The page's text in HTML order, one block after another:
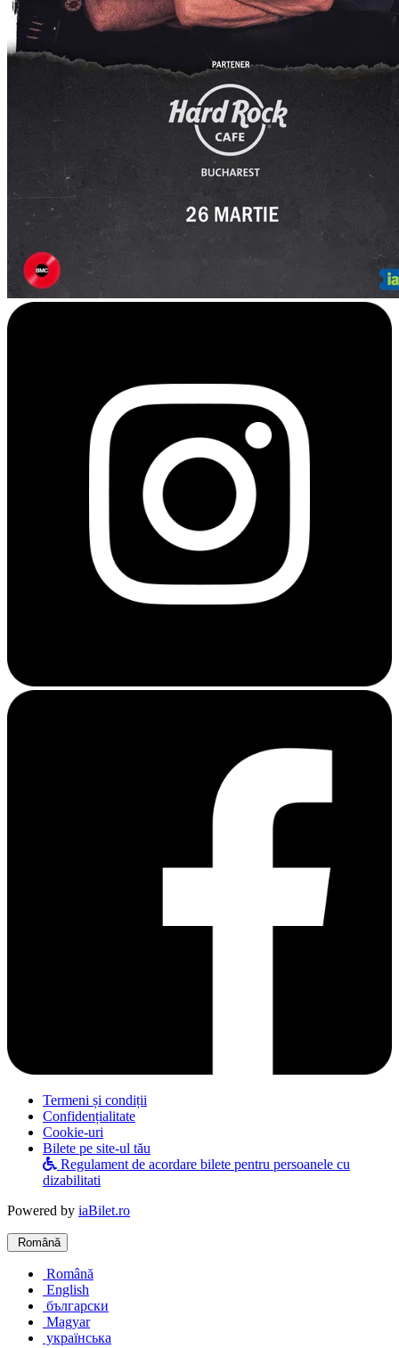
Termeni și condiții
Confidențialitate
Cookie-uri
Bilete pe site-ul tău
Regulament de acordare bilete pentru persoanele cu
dizabilitati
Powered by iaBilet.ro
Română
Română
English
български
Magyar
українська